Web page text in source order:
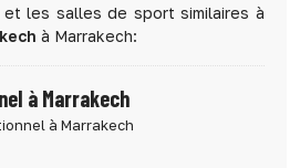
les salles de sport similaires à
à Marrakech:
à Marrakech
à Marrakech